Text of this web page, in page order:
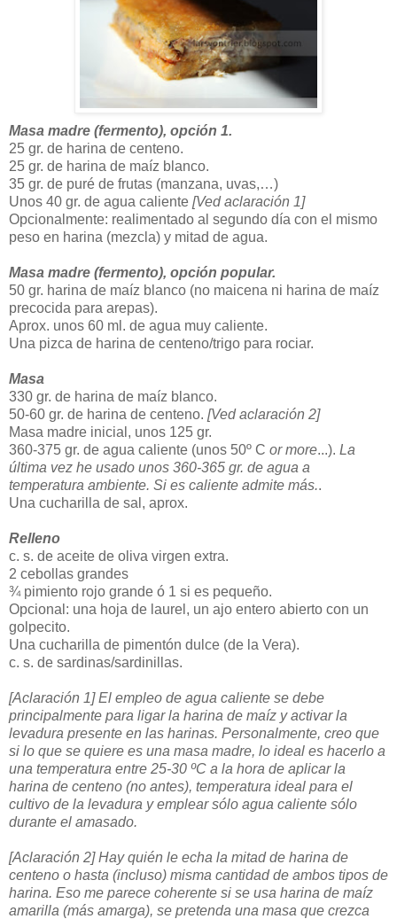
Masa madre (fermento), opción 1.
25 gr. de harina de centeno.
25 gr. de harina de maíz blanco.
35 gr. de puré de frutas (manzana, uvas,…)
Unos 40 gr. de agua caliente [Ved aclaración 1]
Opcionalmente: realimentado al segundo día con el mismo
peso en harina (mezcla) y mitad de agua.
Masa madre (fermento), opción popular.
50 gr. harina de maíz blanco (no maicena ni harina de maíz
precocida para arepas).
Aprox. unos 60 ml. de agua muy caliente.
Una pizca de harina de centeno/trigo para rociar.
Masa
330 gr. de harina de maíz blanco.
50-60 gr. de harina de centeno. [Ved aclaración 2]
Masa madre inicial, unos 125 gr.
360-375 gr. de agua caliente (unos 50º C or more...). La
última vez he usado unos 360-365 gr. de agua a
temperatura ambiente. Si es caliente admite más..
Una cucharilla de sal, aprox.
Relleno
c. s. de aceite de oliva virgen extra.
2 cebollas grandes
¾ pimiento rojo grande ó 1 si es pequeño.
Opcional: una hoja de laurel, un ajo entero abierto con un
golpecito.
Una cucharilla de pimentón dulce (de la Vera).
c. s. de sardinas/sardinillas.
[Aclaración 1] El empleo de agua caliente se debe
principalmente para ligar la harina de maíz y activar la
levadura presente en las harinas. Personalmente, creo que
si lo que se quiere es una masa madre, lo ideal es hacerlo a
una temperatura entre 25-30 ºC a la hora de aplicar la
harina de centeno (no antes), temperatura ideal para el
cultivo de la levadura y emplear sólo agua caliente sólo
durante el amasado.
[Aclaración 2] Hay quién le echa la mitad de harina de
centeno o hasta (incluso) misma cantidad de ambos tipos de
harina. Eso me parece coherente si se usa harina de maíz
amarilla (más amarga), se pretenda una masa que crezca